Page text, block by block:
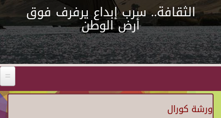
الثقافة.. سرب إبداع يرفرف فوق
أرض الوطن
ورشة كورال